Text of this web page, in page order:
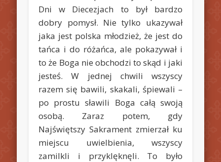
Dni w Diecezjach to był bardzo
dobry pomysł. Nie tylko ukazywał
jaka jest polska młodzież, że jest do
tańca i do różańca, ale pokazywał i
to że Boga nie obchodzi to skąd i jaki
jesteś. W jednej chwili wszyscy
razem się bawili, skakali, śpiewali –
po prostu sławili Boga całą swoją
osobą. Zaraz potem, gdy
Najświętszy Sakrament zmierzał ku
miejscu uwielbienia, wszyscy
zamilkli i przyklęknęli. To było